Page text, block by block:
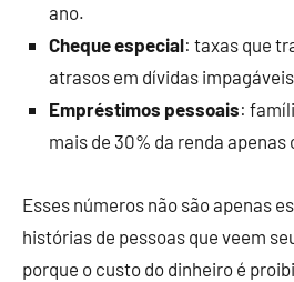
ano.
Cheque especial: taxas que
atrasos em dívidas
Empréstimos pessoais:
mais de 30% da renda apenas
Esses números não são apenas
histórias de pessoas que veem
porque o custo do dinheiro é